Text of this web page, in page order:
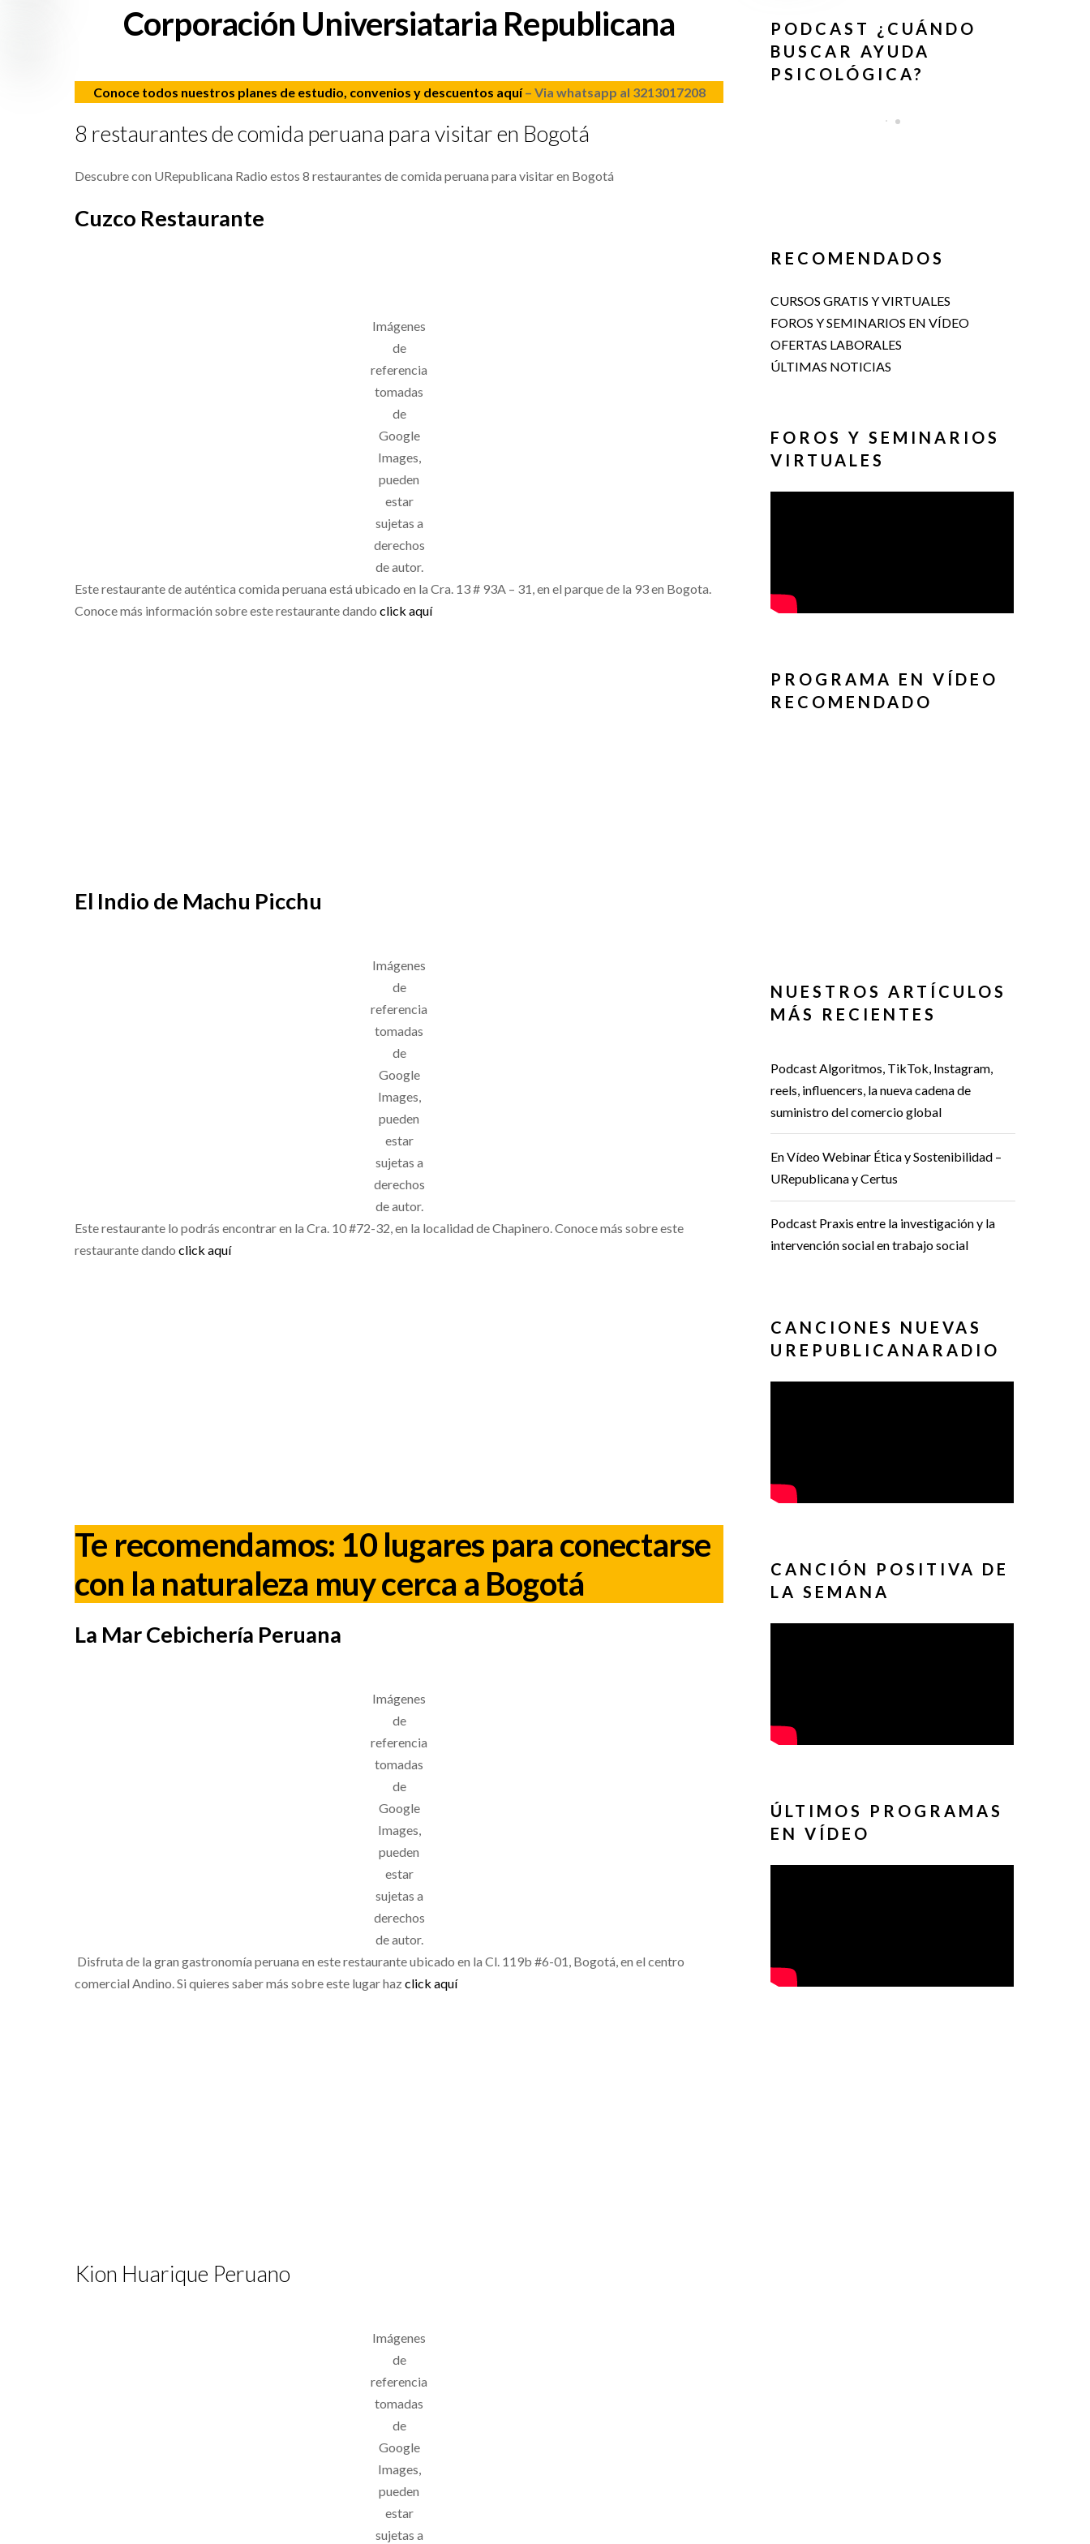
Corporación Universiataria Republicana
Conoce todos nuestros planes de estudio, convenios y descuentos aquí– Via whatsapp al 3213017208
8 restaurantes de comida peruana para visitar en Bogotá
Descubre con URepublicana Radio estos 8 restaurantes de comida peruana para visitar en Bogotá
Cuzco Restaurante
Imágenes
de
referencia
tomadas
de
Google
Images,
pueden
estar
sujetas a
derechos
de autor.
Este restaurante de auténtica comida peruana está ubicado en la Cra. 13 # 93A – 31, en el parque de la 93 en Bogota.
Conoce más información sobre este restaurante dando click aquí
El Indio de Machu Picchu
Imágenes
de
referencia
tomadas
de
Google
Images,
pueden
estar
sujetas a
derechos
de autor.
Este restaurante lo podrás encontrar en la Cra. 10 #72-32, en la localidad de Chapinero. Conoce más sobre este
restaurante dando click aquí
Te recomendamos: 10 lugares para conectarse
con la naturaleza muy cerca a Bogotá
La Mar Cebichería Peruana
Imágenes
de
referencia
tomadas
de
Google
Images,
pueden
estar
sujetas a
derechos
de autor.
Disfruta de la gran gastronomía peruana en este restaurante ubicado en la Cl. 119b #6-01, Bogotá, en el centro
comercial Andino. Si quieres saber más sobre este lugar hazclick aquí
Kion Huarique Peruano
Imágenes
de
referencia
tomadas
de
Google
Images,
pueden
estar
sujetas a
PODCAST ¿CUÁNDO
BUSCAR AYUDA
PSICOLÓGICA?
RECOMENDADOS
CURSOS GRATIS Y VIRTUALES
FOROS Y SEMINARIOS EN VÍDEO
OFERTAS LABORALES
ÚLTIMAS NOTICIAS
FOROS Y SEMINARIOS
VIRTUALES
PROGRAMA EN VÍDEO
RECOMENDADO
NUESTROS ARTÍCULOS
MÁS RECIENTES
Podcast Algoritmos, TikTok, Instagram,
reels, influencers, la nueva cadena de
suministro del comercio global
En Vídeo Webinar Ética y Sostenibilidad –
URepublicana y Certus
Podcast Praxis entre la investigación y la
intervención social en trabajo social
CANCIONES NUEVAS
UREPUBLICANARADIO
CANCIÓN POSITIVA DE
LA SEMANA
ÚLTIMOS PROGRAMAS
EN VÍDEO